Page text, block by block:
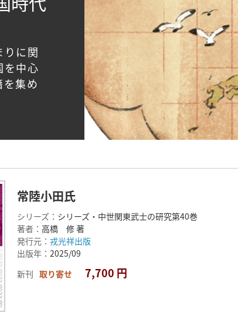
に関
を中心
を集め
常陸小田氏
シリーズ： シリーズ・中世関東武士の研究第40巻
著者： 高橋 修 著
発行元： 戎光祥出版
出版年： 2025/09
新刊 取り寄せ 7,700 円